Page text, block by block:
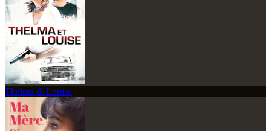
Thelma & Louise